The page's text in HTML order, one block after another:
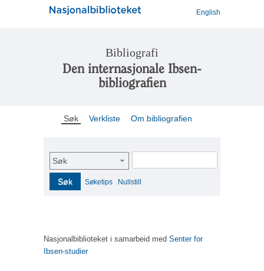
English
Bibliografi
Den internasjonale Ibsen-
bibliografien
Søk Verkliste Om bibliografien
Søk
Søk Søketips Nullstill
Nasjonalbiblioteket i samarbeid med Senter for
Ibsen-studier